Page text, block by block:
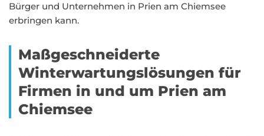
Bürger und Unternehmen in Prien am Chiemsee
erbringen kann.
Maßgeschneiderte
Winterwartungslösungen für
Firmen in und um Prien am
Chiemsee